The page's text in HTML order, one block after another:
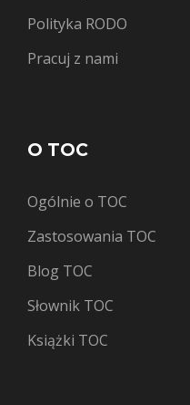
Polityka RODO
Pracuj z nami
O TOC
Ogólnie o TOC
Zastosowania TOC
Blog TOC
Słownik TOC
Książki TOC